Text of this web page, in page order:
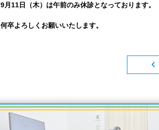
9月11日（木）は午前のみ休診となっております。
何卒よろしくお願いいたします。